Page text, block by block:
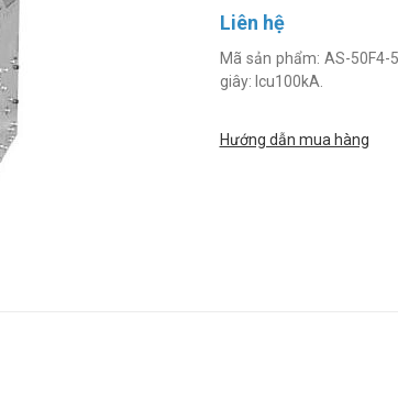
Liên hệ
Mã sản phẩm: AS-
giây: Icu100kA.
Hướng dẫn mua hàng